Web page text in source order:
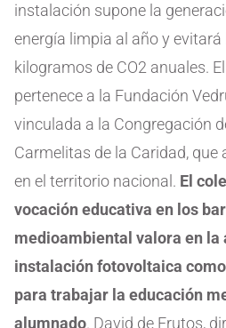
instalación supone la
energía limpia al año y
kilogramos de CO2 anuales.
pertenece a la Fundación
vinculada a la Congregación
Carmelitas de la Caridad, que
en el territorio nacional. El
vocación educativa en los
medioambiental valora en
instalación fotovoltaica
para trabajar la educación
alumnado. David de Frutos,